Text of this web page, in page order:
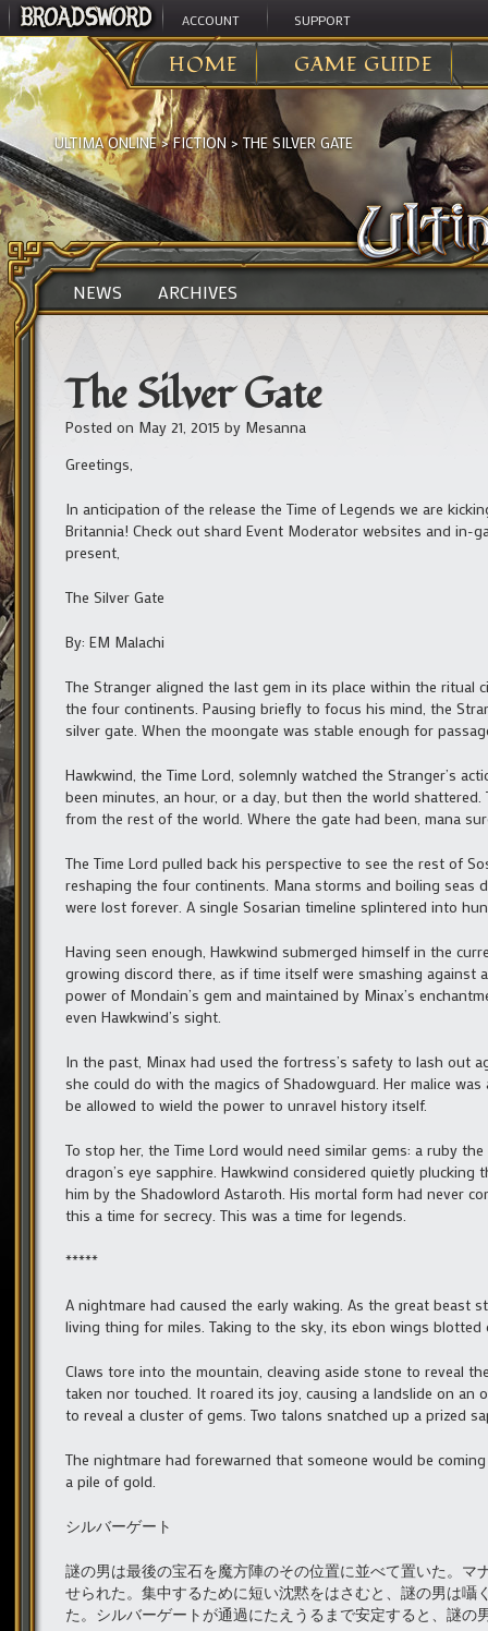
ACCOUNT SUPPORT
HOME GAME GUIDE
ULTIMA ONLINE>FICTION>THE SILVER GATE
NEWS ARCHIVES
The Silver Gate
Posted on May 21, 2015 by Mesanna
Greetings,
In anticipation of the release the Time of Legends we are
Britannia! Check out shard Event Moderator websites and
present,
The Silver Gate
By: EM Malachi
The Stranger aligned the last gem in its place within the
the four continents. Pausing briefly to focus his mind, the
silver gate. When the moongate was stable enough for
Hawkwind, the Time Lord, solemnly watched the Stranger’s
been minutes, an hour, or a day, but then the world
from the rest of the world. Where the gate had been, mana
The Time Lord pulled back his perspective to see the rest of
reshaping the four continents. Mana storms and boiling seas
were lost forever. A single Sosarian timeline splintered into
Having seen enough, Hawkwind submerged himself in the
growing discord there, as if time itself were smashing against
power of Mondain’s gem and maintained by Minax’s
even Hawkwind’s sight.
In the past, Minax had used the fortress’s safety to lash out
she could do with the magics of Shadowguard. Her malice
be allowed to wield the power to unravel history itself.
To stop her, the Time Lord would need similar gems: a ruby
dragon’s eye sapphire. Hawkwind considered quietly
him by the Shadowlord Astaroth. His mortal form had never
this a time for secrecy. This was a time for legends.
*****
A nightmare had caused the early waking. As the great
living thing for miles. Taking to the sky, its ebon wings
Claws tore into the mountain, cleaving aside stone to reveal
taken nor touched. It roared its joy, causing a landslide on an
to reveal a cluster of gems. Two talons snatched up a prized
The nightmare had forewarned that someone would be
a pile of gold.
シルバーゲート
謎の男は最後の宝石を魔方陣のその位置に並べて置いた。
せられた。集中するために短い沈黙をはさむと、謎の男は
た。シルバーゲートが通過にたえうるまで安定すると、謎の